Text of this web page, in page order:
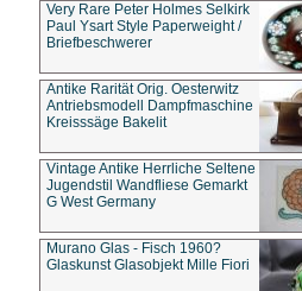
Very Rare Peter Holmes Selkirk
Paul Ysart Style Paperweight /
Briefbeschwerer
Antike Rarität Orig. Oesterwitz
Antriebsmodell Dampfmaschine
Kreisssäge Bakelit
Vintage Antike Herrliche Seltene
Jugendstil Wandfliese Gemarkt
G West Germany
Murano Glas - Fisch 1960?
Glaskunst Glasobjekt Mille Fiori